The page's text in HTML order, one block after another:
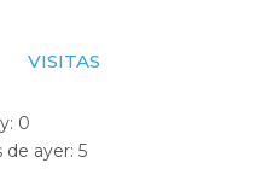
VISITAS
0
de ayer: 5